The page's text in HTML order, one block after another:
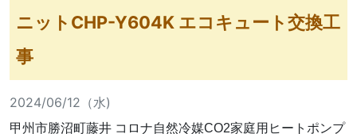
ニットCHP-Y604K エコキュート交換工
事
2024/06/12（水)
甲州市勝沼町藤井 コロナ自然冷媒CO2家庭用ヒートポンプ